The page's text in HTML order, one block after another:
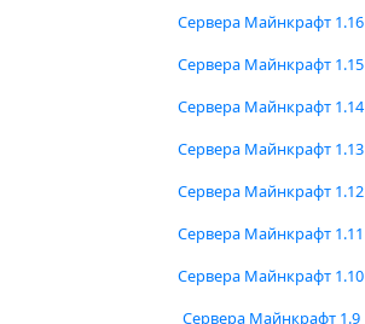
Сервера Майнкрафт 1.16
Сервера Майнкрафт 1.15
Сервера Майнкрафт 1.14
Сервера Майнкрафт 1.13
Сервера Майнкрафт 1.12
Сервера Майнкрафт 1.11
Сервера Майнкрафт 1.10
Сервера Майнкрафт 1.9